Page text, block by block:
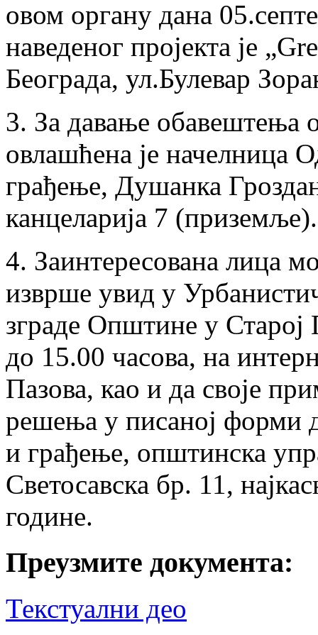
овом органу дана
наведеног пројекта је
Београда, ул.Булевар
3. За давање обавештења
овлашћена је начелница
грађење, Душанка
канцеларија 7 (приземље).
4. Заинтересована лица
изврше увид у
зграде Општине у
до 15.00 часова, на
Пазова, као и да своје
решења у писаној форми
и грађење, општинска
Светосавска бр. 11,
године.
Преузмите документа:
Текстуални део